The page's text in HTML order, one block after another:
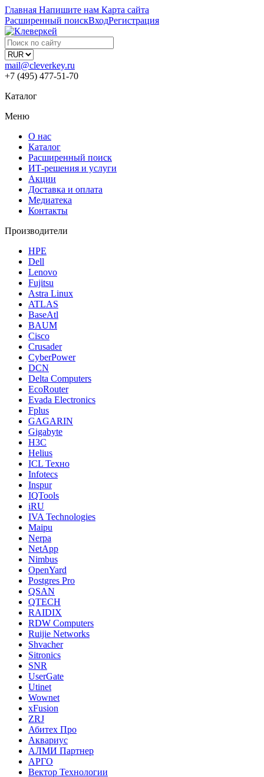
Главная Напишите нам Карта сайта
Расширенный поискВходРегистрация
mail@cleverkey.ru
+7 (495) 477-51-70
Каталог
Меню
О нас
Каталог
Расширенный поиск
ИТ-решения и услуги
Акции
Доставка и оплата
Медиатека
Контакты
Производители
HPE
Dell
Lenovo
Fujitsu
Astra Linux
ATLAS
BaseAtl
BAUM
Cisco
Crusader
CyberPower
DCN
Delta Computers
EcoRouter
Evada Electronics
Fplus
GAGARIN
Gigabyte
H3C
Helius
ICL Техно
Infotecs
Inspur
IQTools
iRU
IVA Technologies
Maipu
Nerpa
NetApp
Nimbus
OpenYard
Postgres Pro
QSAN
QTECH
RAIDIX
RDW Computers
Ruijie Networks
Shvacher
Sitronics
SNR
UserGate
Utinet
Wownet
xFusion
ZRJ
Абитех Про
Аквариус
АЛМИ Партнер
АРГО
Вектор Технологии